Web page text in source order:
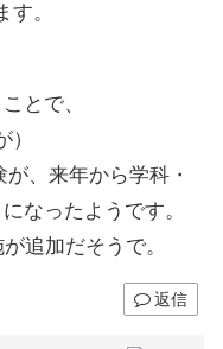
。
とで、
、来年から学科・
なったようです。
追加だそうで。
返信